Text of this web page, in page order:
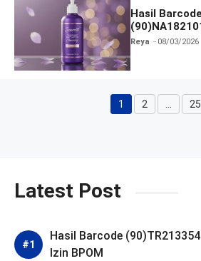
Hasil Barcode
dan Izin BPOM
Reya 08/03/2026
Halaman
1 Halaman
2 … 25
Latest Post
Hasil Barcode
Izin BPOM